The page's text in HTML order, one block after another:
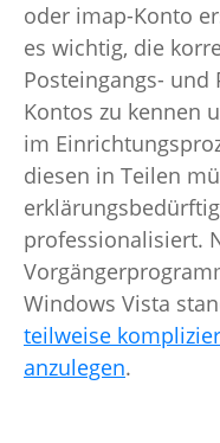
oder imap-Konto
es wichtig, die
Posteingangs- und
Kontos zu kennen
im
diesen in Teilen
professionalisiert.
Windows Vista
teilweise
anzulegen.